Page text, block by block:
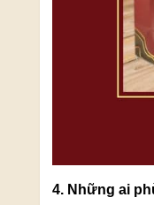
4. Những ai